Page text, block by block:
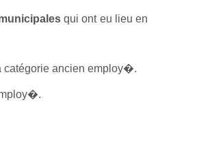
qui ont eu lieu en
catégorie ancien employ�.